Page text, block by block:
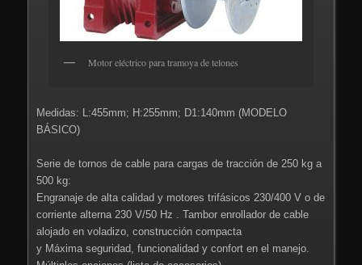
Motor eléctrico para tramoya de telones
Medidas: L:455mm; H:255mm; D1:140mm (MODELO
BÁSICO)
Serie de tornos de cable para cargas de tracción de 250 kg a
500 kg:
Engranaje de alta calidad y motores trifásicos 230/400 V o de
corriente alterna 230 V/50 Hz . Tambor enrollador de cable
alojado en voladizo, construcción compacta
y Máxima seguridad, funcionalidad y confort en el manejo.